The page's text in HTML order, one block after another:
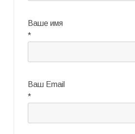
Ваше имя
*
Ваш Email
*